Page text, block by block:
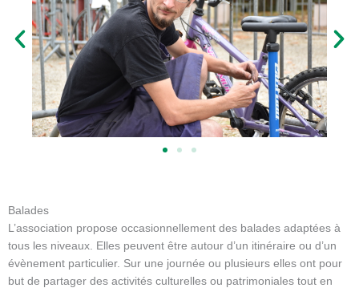
P S
u
i
v
a
n
t
Balades
L’association propose occasionnellement des balades adaptées à
tous les niveaux. Elles peuvent être autour d’un itinéraire ou d’un
évènement particulier. Sur une journée ou plusieurs elles ont pour
but de partager des activités culturelles ou patrimoniales tout en